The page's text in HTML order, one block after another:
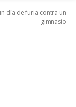
día de furia contra un
gimnasio